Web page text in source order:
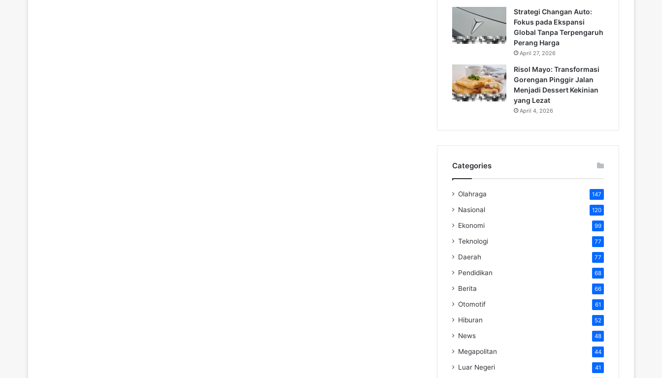
Strategi Changan Auto:
Fokus pada Ekspansi
Global Tanpa Terpengaruh
Perang Harga
April 27, 2026
Risol Mayo: Transformasi
Gorengan Pinggir Jalan
Menjadi Dessert Kekinian
yang Lezat
April 4, 2026
Categories
Olahraga 147
Nasional 120
Ekonomi 99
Teknologi 77
Daerah 77
Pendidikan 68
Berita 66
Otomotif 61
Hiburan 52
News 48
Megapolitan 44
Luar Negeri 41